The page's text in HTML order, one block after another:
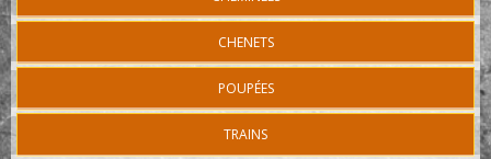
CHENETS
POUPÉES
TRAINS